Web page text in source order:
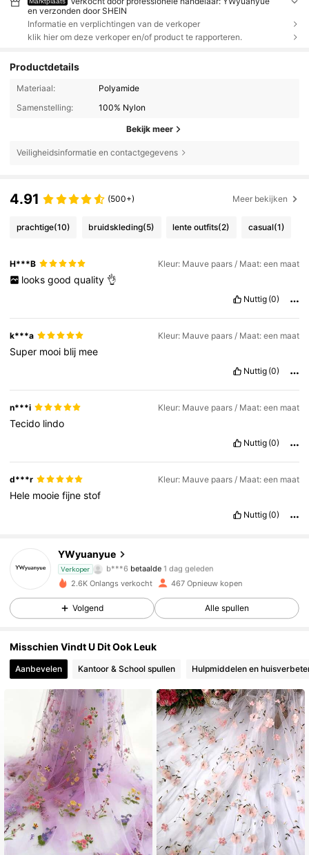
en verzonden door SHEIN
Informatie en verplichtingen van de verkoper
klik hier om deze verkoper en/of product te rapporteren.
Productdetails
Materiaal:
Polyamide
Samenstelling:
100% Nylon
Bekijk meer
Veiligheidsinformatie en contactgegevens
4.91 (500+) Meer bekijken
prachtige(10) bruidskleding(5) lente outfits(2) casual(1)
H***B Kleur: Mauve paars / Maat: een maat
looks good quality 👌
Nuttig (0)
k***a Kleur: Mauve paars / Maat: een maat
Super mooi blij mee
Nuttig (0)
n***i Kleur: Mauve paars / Maat: een maat
Tecido lindo
Nuttig (0)
d***r Kleur: Mauve paars / Maat: een maat
Hele mooiefijnestof
Nuttig (0)
YWyuanyue
Verkoper
b***6
H***u gevolgd 1 dag geleden
4.88
578 Volgers
4.88 578 Volgers
4.88 578 Volgers
4.88 578 Volgers
4.88 578 Volgers
4.88 578 Volgers
4.88 578 Volgers
2.6K Onlangs verkocht 467 Opnieuw kopen
Volgend Alle spullen
Misschien Vindt U Dit Ook Leuk
Aanbevelen Kantoor & School spullen Hulpmiddelen en